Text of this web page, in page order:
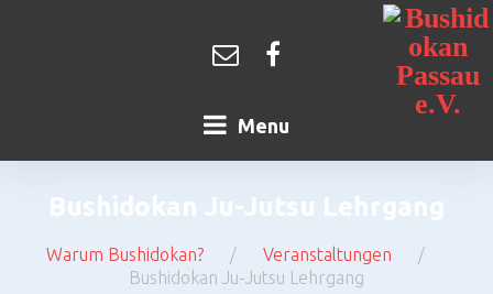
Menu
Bushidokan Ju-Jutsu Lehrgang
Warum Bushidokan? / Veranstaltungen
/
Bushidokan Ju-Jutsu Lehrgang